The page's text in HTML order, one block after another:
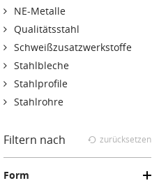
NE-Metalle
Qualitätsstahl
Schweißzusatzwerkstoffe
Stahlbleche
Stahlprofile
Stahlrohre
Filtern nach zurücksetzen
Form